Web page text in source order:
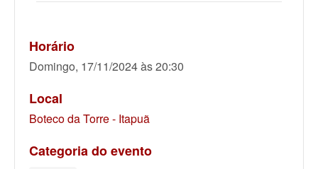
Horário
Domingo, 17/11/2024 às 20:30
Local
Boteco da Torre - Itapuã
Categoria do evento